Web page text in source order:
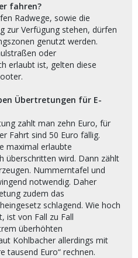
fahren?
Radwege, sowie die
zur Verfügung stehen, dürfen
genutzt werden.
oder
erlaubt ist, gelten diese
Übertretungen für E-
zahlt man zehn Euro, für
Fahrt sind 50 Euro fällig.
maximal erlaubte
überschritten wird. Dann zählt
Nummerntafel und
notwendig. Daher
zudem das
schlagend. Wie hoch
ist von Fall zu Fall
überhöhten
Kohlbacher allerdings mit
tausend Euro“ rechnen.